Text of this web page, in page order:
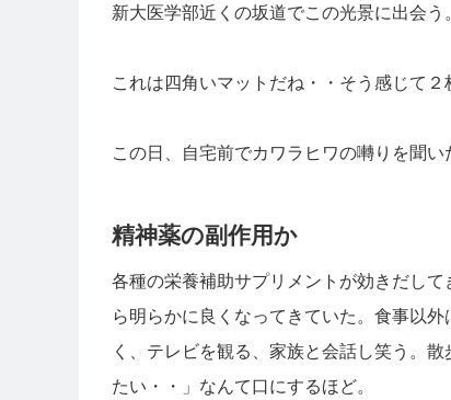
新大医学部近くの坂道でこの光景に出会う
これは四角いマットだね・・そう感じて２
この日、自宅前でカワラヒワの囀りを聞い
精神薬の副作用か
各種の栄養補助サプリメントが効きだし
ら明らかに良くなってきていた。食事以
く、テレビを観る、家族と会話し笑う。
たい・・」なんて口にするほど。